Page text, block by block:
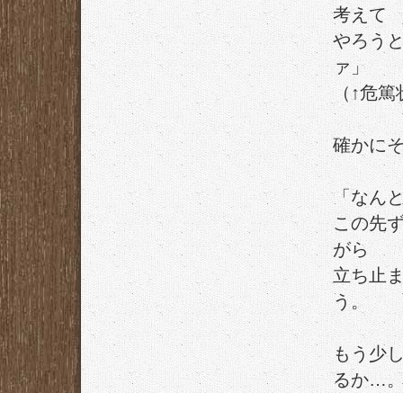
考えて
やろう
ァ」
（↑危篤
確かに
「なん
この先
がら
立ち止
う。
もう少
るか…